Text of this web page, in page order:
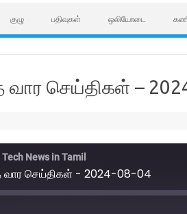
குழு பதிவுகள் ஒலியோடை
செய்திகள் –
News in Tamil
செய்திகள் - 2024-08-04